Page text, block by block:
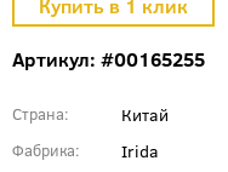
Артикул: #00165255
Страна Китай
Фабрика Irida